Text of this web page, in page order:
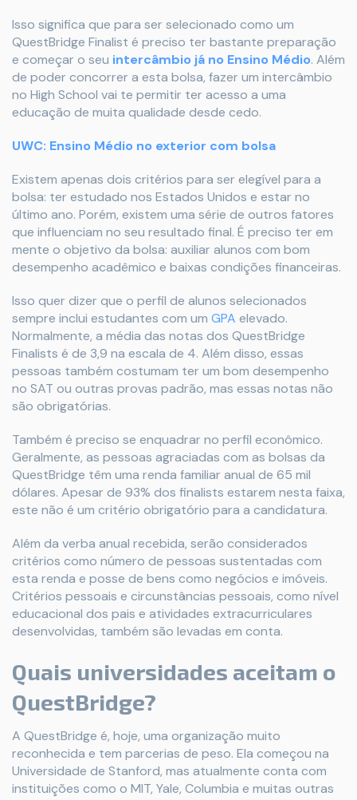
Isso significa que para ser selecionado como um
QuestBridge Finalist é preciso ter bastante preparação
e começar o seu intercâmbio já no Ensino Médio. Além
de poder concorrer a esta bolsa, fazer um intercâmbio
no High School vai te permitir ter acesso a uma
educação de muita qualidade desde cedo.
UWC: Ensino Médio no exterior com bolsa
Existem apenas dois critérios para ser elegível para a
bolsa: ter estudado nos Estados Unidos e estar no
último ano. Porém, existem uma série de outros fatores
que influenciam no seu resultado final. É preciso ter em
mente o objetivo da bolsa: auxiliar alunos com bom
desempenho acadêmico e baixas condições financeiras.
Isso quer dizer que o perfil de alunos selecionados
sempre inclui estudantes com um GPA elevado.
Normalmente, a média das notas dos QuestBridge
Finalists é de 3,9 na escala de 4. Além disso, essas
pessoas também costumam ter um bom desempenho
no SAT ou outras provas padrão, mas essas notas não
são obrigatórias.
Também é preciso se enquadrar no perfil econômico.
Geralmente, as pessoas agraciadas com as bolsas da
QuestBridge têm uma renda familiar anual de 65 mil
dólares. Apesar de 93% dos finalists estarem nesta faixa,
este não é um critério obrigatório para a candidatura.
Além da verba anual recebida, serão considerados
critérios como número de pessoas sustentadas com
esta renda e posse de bens como negócios e imóveis.
Critérios pessoais e circunstâncias pessoais, como nível
educacional dos pais e atividades extracurriculares
desenvolvidas, também são levadas em conta.
Quais universidades aceitam o
QuestBridge?
A QuestBridge é, hoje, uma organização muito
reconhecida e tem parcerias de peso. Ela começou na
Universidade de Stanford, mas atualmente conta com
instituições como o MIT, Yale, Columbia e muitas outras